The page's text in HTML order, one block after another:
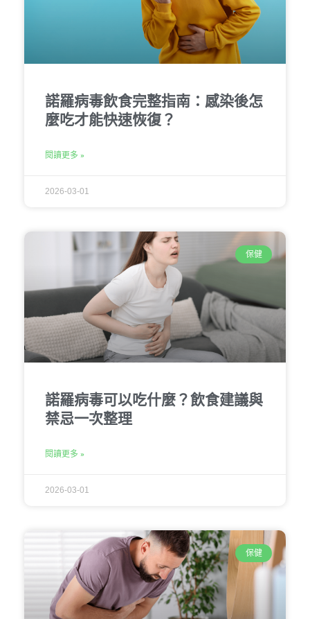
諾羅病毒飲食完整指南：感染後怎
麼吃才能快速恢復？
閱讀更多 »
2026-03-01
保健
諾羅病毒可以吃什麼？飲食建議與
禁忌一次整理
閱讀更多 »
2026-03-01
保健